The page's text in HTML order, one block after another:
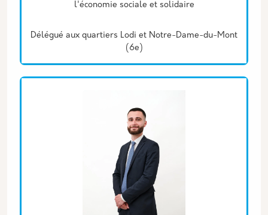
l'économie sociale et solidaire
Délégué aux quartiers Lodi et Notre-Dame-du-Mont
(6e)